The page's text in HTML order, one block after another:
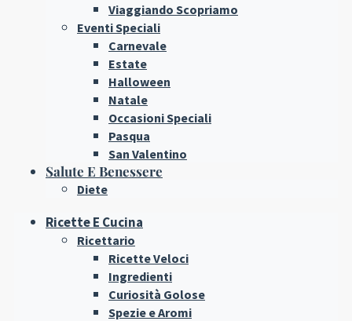
Viaggiando Scopriamo
Eventi Speciali
Carnevale
Estate
Halloween
Natale
Occasioni Speciali
Pasqua
San Valentino
Salute E Benessere
Diete
Ricette E Cucina
Ricettario
Ricette Veloci
Ingredienti
Curiosità Golose
Spezie e Aromi